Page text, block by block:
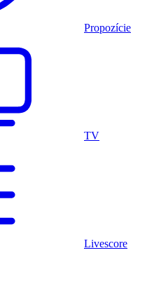
Propozície
TV
Livescore